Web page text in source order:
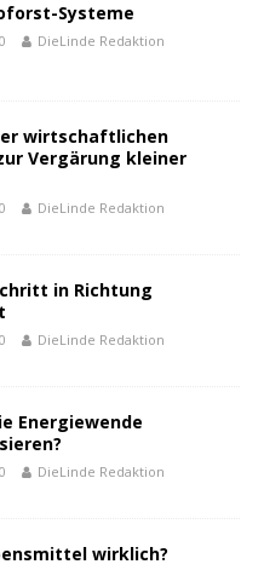
Systeme
DieLinde Redaktion
wirtschaftlichen
Vergärung kleiner
DieLinde Redaktion
in Richtung
DieLinde Redaktion
Energiewende
DieLinde Redaktion
wirklich?